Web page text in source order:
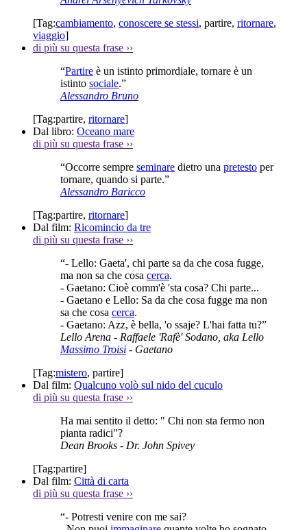
[Tag:cambiamento, conoscere se stessi, partire, ritornare,
viaggio]
di più su questa frase ››
“Partire è un istinto primordiale, tornare è un
istinto sociale.”
Alessandro Bruno
[Tag:partire, ritornare]
Dal libro: Oceano mare
di più su questa frase ››
“Occorre sempre seminare dietro una pretesto per
tornare, quando si parte.”
Alessandro Baricco
[Tag:partire, ritornare]
Dal film: Ricomincio da tre
di più su questa frase ››
“- Lello: Gaeta', chi parte sa da che cosa fugge,
ma non sa che cosa cerca.
- Gaetano: Cioè comm'è 'sta cosa? Chi parte...
- Gaetano e Lello: Sa da che cosa fugge ma non
sa che cosa cerca.
- Gaetano: Azz, è bella, 'o ssaje? L'hai fatta tu?”
Lello Arena - Raffaele 'Rafè' Sodano, aka Lello
Massimo Troisi - Gaetano
[Tag:mistero, partire]
Dal film: Qualcuno volò sul nido del cuculo
di più su questa frase ››
Ha mai sentito il detto: " Chi non sta fermo non
pianta radici"?
Dean Brooks - Dr. John Spivey
[Tag:partire]
Dal film: Città di carta
di più su questa frase ››
“- Potresti venire con me sai?